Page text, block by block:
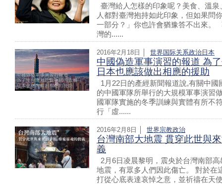
臺灣給人怎樣的印象呢？美食、溫
人都對臺灣抱持如此印象，但如果問
一部分？」你也許會猶豫答不出來。
灣的......
2016年2月18日 │ 世界 国际关系政治 日本
中國偽造軍事演習的報道 為
日本也應該做出相應的援助
1月22日的產經新聞報道說,有關中
的中國軍隊所舉行的大規模軍事演習
國軍隊實施的冬季訓練與實體有所不
行「虛......
2016年2月8日 │ 世界宗教政治
台灣南部大地震 貫穿此世與
義
2月6日凌晨黎明，震央於台灣南部
地震，有眾多人們因此傷亡。 對於在
打從心底表達哀悼之意，並祈禱在天